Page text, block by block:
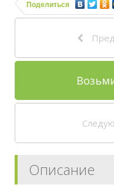
Поделиться
Описание